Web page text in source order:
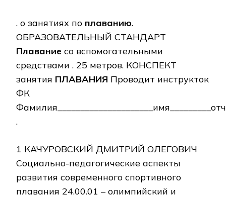
. о занятиях по плаванию.
ОБРАЗОВАТЕЛЬНЫЙ СТАНДАРТ
Плавание со вспомогательными
средствами . 25 метров. КОНСПЕКТ
занятия ПЛАВАНИЯ Проводит инструкток
ФК
.
1 КАЧУРОВСКИЙ ДМИТРИЙ ОЛЕГОВИЧ
Социально-педагогические аспекты
развития современного спортивного
плавания 24.00.01 – олимпийский и